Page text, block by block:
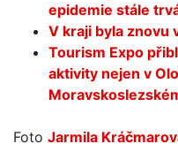
epidemie stále
V kraji byla znovu
Tourism Expo
aktivity nejen v
Foto Jarmila